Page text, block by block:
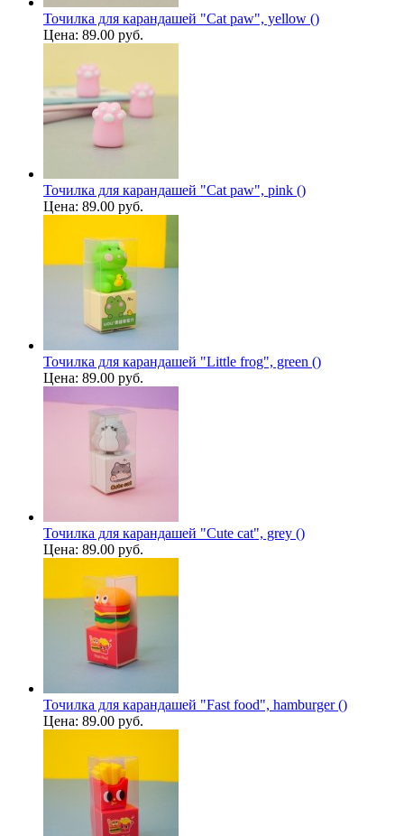
Точилка для карандашей "Cat paw", yellow ()
Цена: 89.00 руб.
Точилка для карандашей "Cat paw", pink ()
Цена: 89.00 руб.
Точилка для карандашей "Little frog", green ()
Цена: 89.00 руб.
Точилка для карандашей "Cute cat", grey ()
Цена: 89.00 руб.
Точилка для карандашей "Fast food", hamburger ()
Цена: 89.00 руб.